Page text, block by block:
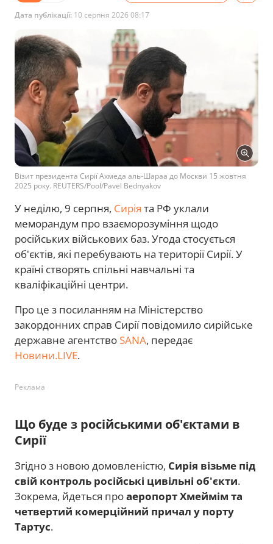
Дата публікації: 10 серпня 2026 08:17
Візит президента Сирії Ахмеда аль‑Шараа до Москви 15 жовтня
2025 року. REUTERS/Pool/Pavel Bednyakov
У неділю, 9 серпня, Сирія та РФ уклали
меморандум про взаєморозуміння щодо
російських військових баз. Угода стосується
об'єктів, які перебувають на території Сирії. У
країні створять спільні навчальні та
кваліфікаційні центри.
Про це з посиланням на Міністерство
закордонних справ Сирії повідомило сирійське
державне агентство SANA, передає
Новини.LIVE.
Реклама
Що буде з російськими об'єктами в
Сирії
Згідно з новою домовленістю, Сирія візьме під
свій контроль російські цивільні об'єкти.
Зокрема, йдеться проаеропорт Хмеймім та
четвертий комерційний причал у порту
Тартус.